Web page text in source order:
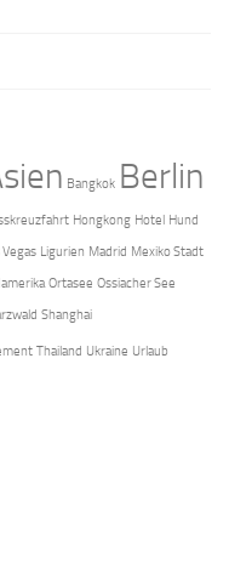
Bangkok Berlin
Hongkong Hotel Hund
Vegas Ligurien Madrid Mexiko Stadt
Ortasee Ossiacher See
Shanghai
Thailand Ukraine Urlaub